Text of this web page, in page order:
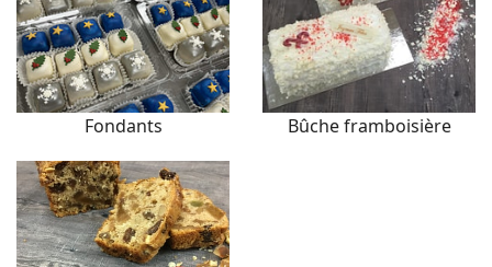
Fondants Bûche framboisière